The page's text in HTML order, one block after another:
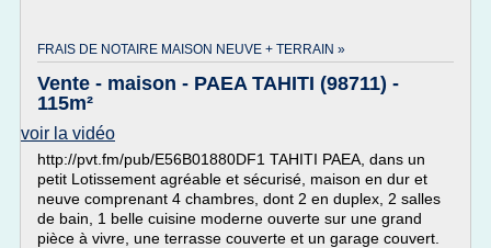
FRAIS DE NOTAIRE MAISON NEUVE + TERRAIN »
Vente - maison - PAEA TAHITI (98711) -
115m²
voir la vidéo
http://pvt.fm/pub/E56B01880DF1 TAHITI PAEA, dans un
petit Lotissement agréable et sécurisé, maison en dur et
neuve comprenant 4 chambres, dont 2 en duplex, 2 salles
de bain, 1 belle cuisine moderne ouverte sur une grand
pièce à vivre, une terrasse couverte et un garage couvert.